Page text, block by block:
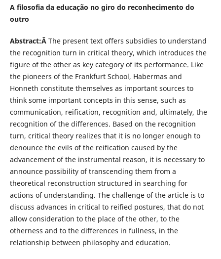
A filosofia da educação no giro do reconhecimento do
outro
Abstract:Â The present text offers subsidies to understand
the recognition turn in critical theory, which introduces the
figure of the other as key category of its performance. Like
the pioneers of the Frankfurt School, Habermas and
Honneth constitute themselves as important sources to
think some important concepts in this sense, such as
communication, reification, recognition and, ultimately, the
recognition of the differences. Based on the recognition
turn, critical theory realizes that it is no longer enough to
denounce the evils of the reification caused by the
advancement of the instrumental reason, it is necessary to
announce possibility of transcending them from a
theoretical reconstruction structured in searching for
actions of understanding. The challenge of the article is to
discuss advances in critical to reified postures, that do not
allow consideration to the place of the other, to the
otherness and to the differences in fullness, in the
relationship between philosophy and education.